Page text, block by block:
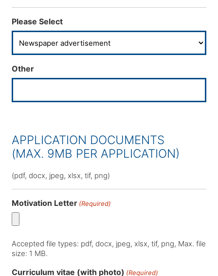
Please Select
Other
APPLICATION DOCUMENTS
(MAX. 9MB PER APPLICATION)
(pdf, docx, jpeg, xlsx, tif, png)
Motivation Letter (Required)
Accepted file types: pdf, docx, jpeg, xlsx, tif, png, Max. file
size: 1 MB.
Curriculum vitae (with photo) (Required)